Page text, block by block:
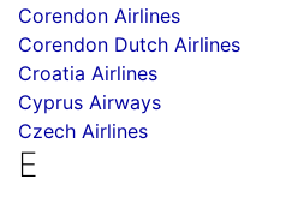
Corendon Airlines
Corendon Dutch Airlines
Croatia Airlines
Cyprus Airways
Czech Airlines
E